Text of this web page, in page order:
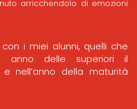
arricchendolo di emozioni
i miei alunni, quelli che
anno delle superiori il
nell’anno della maturità